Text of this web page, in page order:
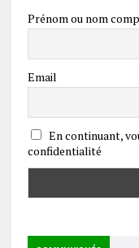
Prénom ou nom
Email
En continuant,
confidentialité